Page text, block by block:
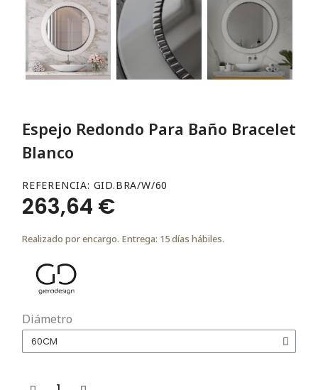
Espejo Redondo Para Baño Bracelet
Blanco
REFERENCIA GID.BRA/W/60
263,64 €
Realizado por encargo. Entrega: 15 días hábiles.
Diámetro